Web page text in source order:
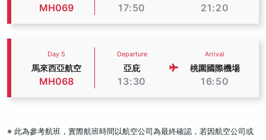
MH069 17:50 21:20
Day 5
馬來西亞航空
MH068
Departure
亞庇
13:30
Arrival
桃園國際機場
16:50
※ 此為參考航班，實際航班時間以航空公司為最終確認，若因航空公司或